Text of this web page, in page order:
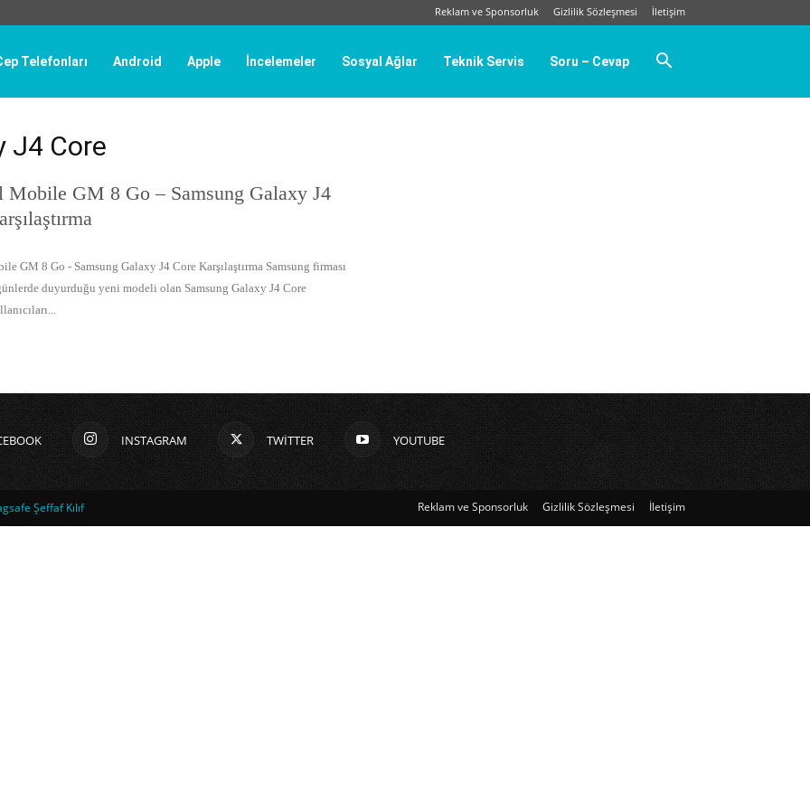
Reklam ve Sponsorluk Gizlilik Sözleşmesi İletişim
Telefonları Android Apple İncelemeler Sosyal Ağlar Teknik Servis Soru – Cevap
J4 Core
Mobile GM 8 Go – Samsung Galaxy J4
GM 8 Go - Samsung Galaxy J4 Core Karşılaştırma Samsung firması
duyurduğu yeni modeli olan Samsung Galaxy J4 Core
INSTAGRAM TWITTER YOUTUBE
Reklam ve Sponsorluk Gizlilik Sözleşmesi İletişim
Şeffaf Kılıf